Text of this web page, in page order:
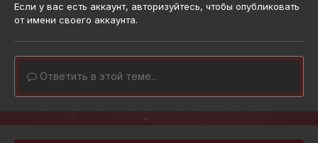
Если у вас есть аккаунт, авторизуйтесь, чтобы опубликовать
от имени своего аккаунта.
Ответить в этой теме...